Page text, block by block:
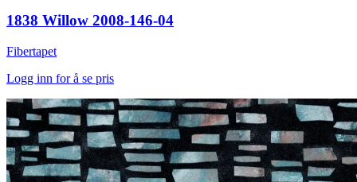
1838 Willow 2008-146-04
Fibertapet
Logg inn for å se pris